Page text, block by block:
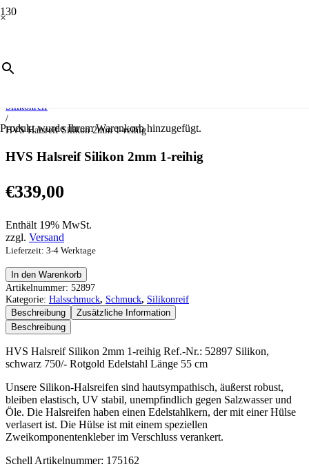
×
Produktwurde Ihrem Warenkorb hinzugefügt.
/
Silikonreif
/
HVS Halsreif Silikon 2mm 1-reihig
HVS Halsreif Silikon 2mm 1-reihig
€339,00
Enthält 19% MwSt.
zzgl. Versand
Lieferzeit: 3-4 Werktage
HVS
Halsreif
Silikon
2mm
1-
reihig
Menge
In den Warenkorb
Artikelnummer: 52897
Kategorie: Halsschmuck, Schmuck, Silikonreif
Beschreibung
Zusätzliche Information
Beschreibung
HVS Halsreif Silikon 2mm 1-reihig Ref.-Nr.: 52897 Silikon,
schwarz 750/- Rotgold Edelstahl Länge 55 cm
Unsere Silikon-Halsreifen sind hautsympathisch, äußerst robust,
bleiben elastisch, UV stabil, unempfindlich gegen Salzwasser und
Öle. Die Halsreifen haben einen Edelstahlkern, der mit einer Hülse
verlasert ist. Die Hülse ist mit einem speziellen
Zweikomponentenkleber im Verschluss verankert.
Schell Artikelnummer: 175162